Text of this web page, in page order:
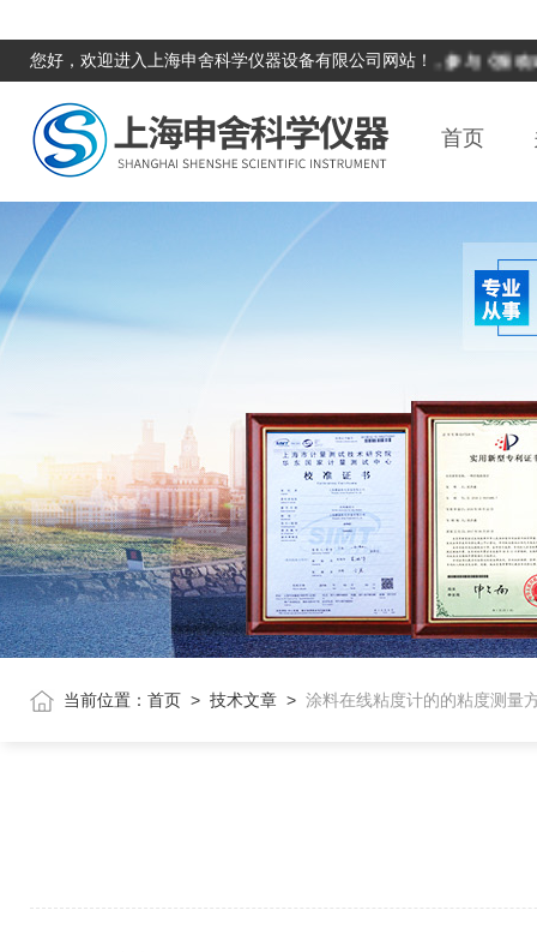
您好，欢迎进入上海申舍科学仪器设备有限公司网站！
本单位积极响应国家计量科学研究院邀请，参与《振动式在
首页
当前位置： 首页 > 技术文章 > 涂料在线粘度计的的粘度测量